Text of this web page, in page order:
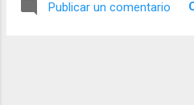
Publicar un comentario